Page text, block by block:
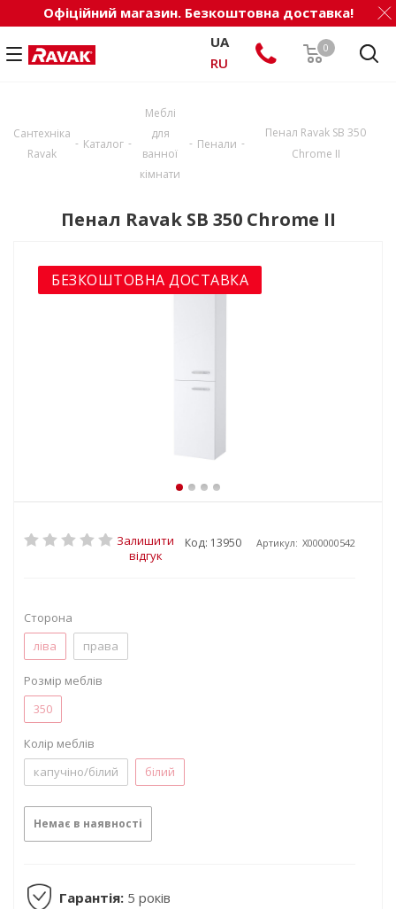
Офіційний магазин. Безкоштовна доставка!
0
UA
RU
Сантехніка
Ravak
- Каталог -
Меблі
для
ванної
кімнати
- Пенали -
Пенал Ravak SB 350
Chrome II
Пенал Ravak SB 350 Chrome II
БЕЗКОШТОВНА ДОСТАВКА
Залишити
відгук
Код: 13950 Артикул: X000000542
Сторона
ліва
права
Розмір меблів
350
Колір меблів
капучіно/білий
білий
Немає в наявності
Гарантія: 5 років